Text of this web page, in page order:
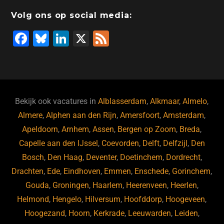
o
o
k
n
o s
p
Volg ons op social media:
F
b
o
o
k
Bl
ky
Li
dI
n
X
Bekijk ook vacatures inAlblasserdam,Alkmaar,Almelo,
Almere,Alphen aan den Rijn,Amersfoort,Amsterdam,
Apeldoorn,Arnhem,Assen, Bergen op Zoom, Breda,
Capelle aan den IJssel, Coevorden, Delft, Delfzijl, Den
Bosch, Den Haag, Deventer, Doetinchem, Dordrecht,
Drachten, Ede, Eindhoven, Emmen, Enschede, Gorinchem,
Gouda, Groningen, Haarlem, Heerenveen, Heerlen,
Helmond, Hengelo, Hilversum, Hoofddorp, Hoogeveen,
Hoogezand, Hoorn, Kerkrade, Leeuwarden, Leiden,